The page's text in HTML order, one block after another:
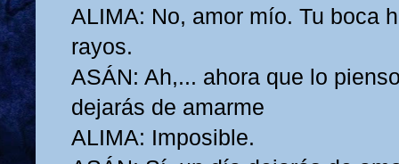
ALIMA: No, amor mío. Tu boca
rayos.
ASÁN: Ah,... ahora que lo
dejarás de amarme
ALIMA: Imposible.